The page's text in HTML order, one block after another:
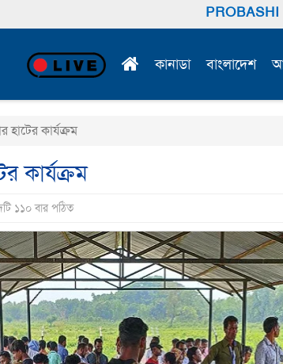
কানাডা বাংলাদেশ
হাটের কার্যক্রম
কার্যক্রম
১১০ বার পঠিত